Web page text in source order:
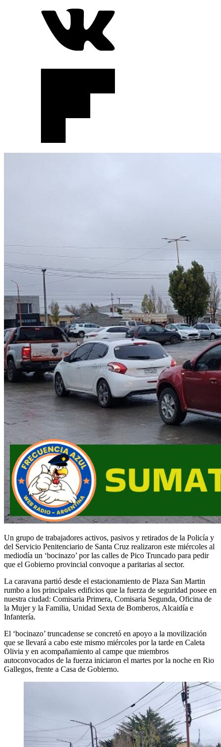
Un grupo de trabajadores activos, pasivos y retirados de la Policía y
del Servicio Penitenciario de Santa Cruz realizaron este miércoles al
mediodía un ‘bocinazo’ por las calles de Pico Truncado para pedir
que el Gobierno provincial convoque a paritarias al sector.
La caravana partió desde el estacionamiento de Plaza San Martin
rumbo a los principales edificios que la fuerza de seguridad posee en
nuestra ciudad: Comisaria Primera, Comisaria Segunda, Oficina de
la Mujer y la Familia, Unidad Sexta de Bomberos, Alcaidía e
Infantería.
El ‘bocinazo’ truncadense se concretó en apoyo a la movilización
que se llevará a cabo este mismo miércoles por la tarde en Caleta
Olivia y en acompañamiento al campe que miembros
autoconvocados de la fuerza iniciaron el martes por la noche en Rio
Gallegos, frente a Casa de Gobierno.